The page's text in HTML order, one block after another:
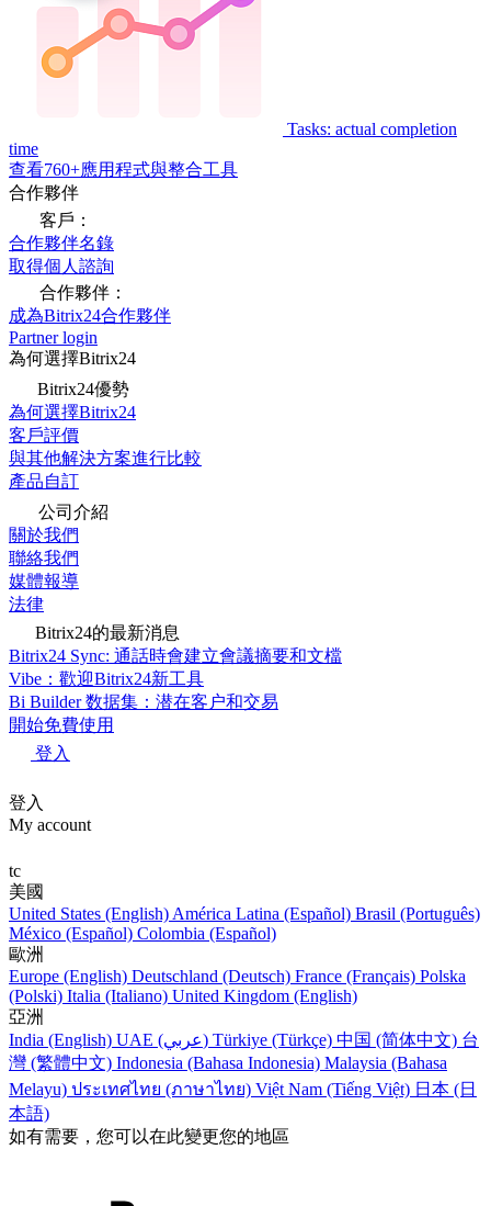
Tasks: actual completion
time
查看760+應用程式與整合工具
合作夥伴
客戶：
合作夥伴名錄
取得個人諮詢
合作夥伴：
成為Bitrix24合作夥伴
Partner login
為何選擇Bitrix24
Bitrix24優勢
為何選擇Bitrix24
客戶評價
與其他解決方案進行比較
產品自訂
公司介紹
關於我們
聯絡我們
媒體報導
法律
Bitrix24的最新消息
Bitrix24 Sync: 通話時會建立會議摘要和文檔
Vibe：歡迎Bitrix24新工具
Bi Builder 数据集：潜在客户和交易
開始免費使用
登入
登入
My account
tc
美國
United States (English) América Latina (Español) Brasil (Português)
México (Español) Colombia (Español)
歐洲
Europe (English) Deutschland (Deutsch) France (Français) Polska
(Polski) Italia (Italiano) United Kingdom (English)
亞洲
India (English)
UAE (عربي) Türkiye (Türkçe) 中国 (简体中文) 台
灣 (繁體中文) Indonesia (Bahasa Indonesia) Malaysia (Bahasa
Melayu) ประเทศไทย (ภาษาไทย) Việt Nam (Tiếng Việt) 日本 (日
本語)
如有需要，您可以在此變更您的地區